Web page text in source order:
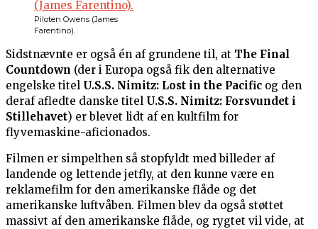
Piloten Owens (James
Farentino).
Sidstnævnte er også én af grundene til, at The Final
Countdown (der i Europa også fik den alternative
engelske titel U.S.S. Nimitz: Lost in the Pacific og den
deraf afledte danske titel U.S.S. Nimitz: Forsvundet i
Stillehavet) er blevet lidt af en kultfilm for
flyvemaskine-aficionados.
Filmen er simpelthen så stopfyldt med billeder af
landende og lettende jetfly, at den kunne være en
reklamefilm for den amerikanske flåde og det
amerikanske luftvåben. Filmen blev da også støttet
massivt af den amerikanske flåde, og rygtet vil vide, at